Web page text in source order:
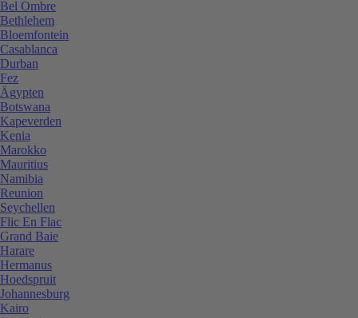
Bel Ombre
Bethlehem
Bloemfontein
Casablanca
Durban
Fez
Ägypten
Botswana
Kapeverden
Kenia
Marokko
Mauritius
Namibia
Reunion
Seychellen
Flic En Flac
Grand Baie
Harare
Hermanus
Hoedspruit
Johannesburg
Kairo